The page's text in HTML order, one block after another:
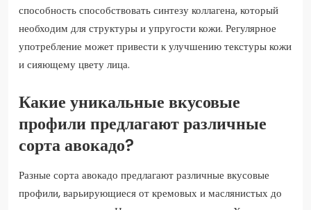
способность способствовать синтезу коллагена, который
необходим для структуры и упругости кожи. Регулярное
употребление может привести к улучшению текстуры кожи
и сияющему цвету лица.
Какие уникальные вкусовые
профили предлагают различные
сорта авокадо?
Разные сорта авокадо предлагают различные вкусовые
профили, варьирующиеся от кремовых и маслянистых до